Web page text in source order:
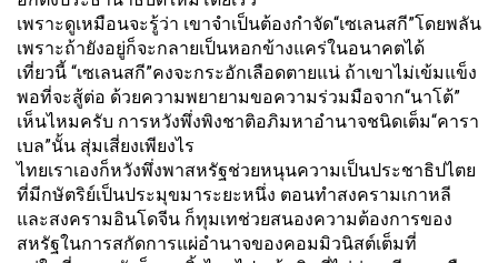
เพราะดูเหมือนจะรู้ว่า เขาจำเป็นต้องกำจัด“เซเลนสกี”โดยพลัน
เพราะถ้ายังอยู่ก็จะกลายเป็นหอกข้างแคร่ในอนาคตได้
เที่ยวนี้ “เซเลนสกี”คงจะกระอักเลือดตายแน่ ถ้าเขาไม่เข้มแข็ง
พอที่จะสู้ต่อ ด้วยความพยายามขอความร่วมมือจาก“นาโต้”
เห็นไหมครับ การหวังพึ่งพิงชาติอภิมหาอำนาจชนิดเต็ม“คารา
เบล”นั้น สุ่มเสี่ยงเพียงไร
ไทยเราเองก็หวังพึ่งพาสหรัฐช่วยหนุนความเป็นประชาธิปไตย
ที่มีกษัตริย์เป็นประมุขมาระยะหนึ่ง ตอนทำสงครามเกาหลี
และสงครามอินโดจีน ก็ทุมเทช่วยสนองความต้องการของ
สหรัฐในการสกัดการแผ่อำนาจของคอมมิวนิสต์เต็มที่